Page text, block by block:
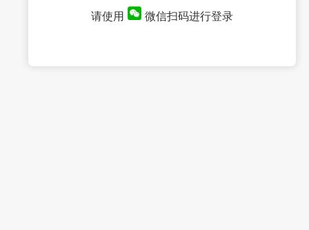
请使用 微信扫码进行登录